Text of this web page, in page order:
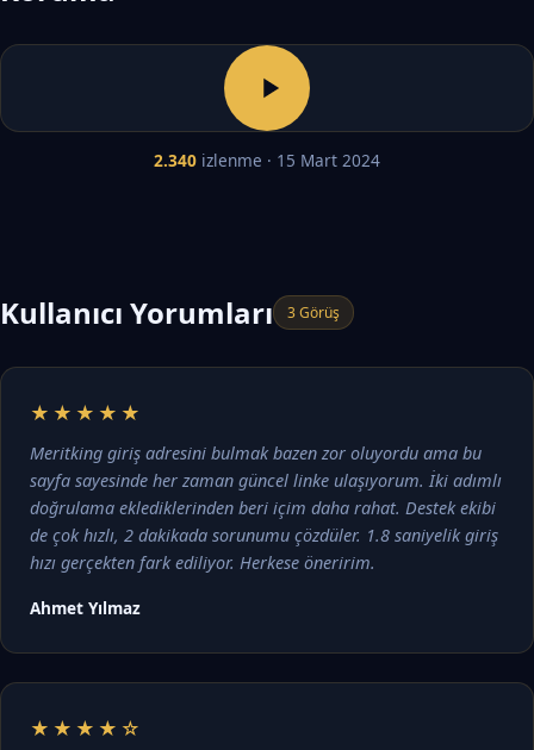
2.340 izlenme · 15 Mart 2024
Kullanıcı Yorumları 3 Görüş
★★★★★
Meritking giriş adresini bulmak bazen zor oluyordu ama bu
sayfa sayesinde her zaman güncel linke ulaşıyorum. İki adımlı
doğrulama eklediklerinden beri içim daha rahat. Destek ekibi
de çok hızlı, 2 dakikada sorunumu çözdüler. 1.8 saniyelik giriş
hızı gerçekten fark ediliyor. Herkese öneririm.
Ahmet Yılmaz
★★★★☆